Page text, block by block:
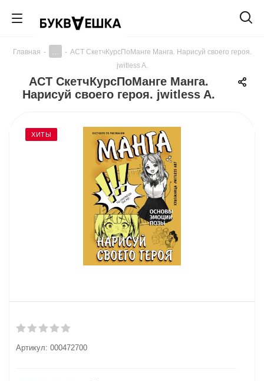
Главная - - АСТ СкетчКурсПоМанге Манга. Нарисуй своего героя.
jwitless A.
АСТ СкетчКурсПоМанге Манга.
Нарисуй своего героя. jwitless A.
ХИТЫ
Артикул: 000472700